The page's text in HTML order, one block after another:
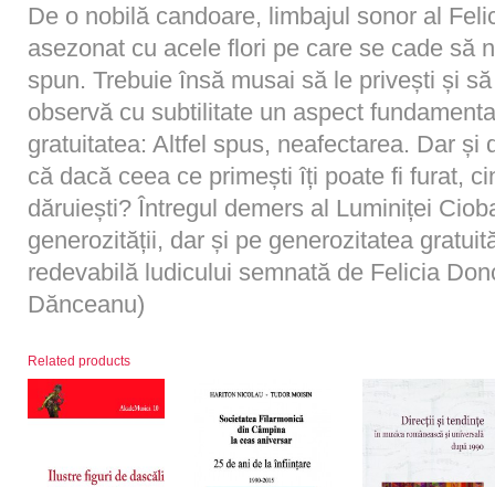
De o nobilă candoare, limbajul sonor al
asezonat cu acele flori pe care se cade să
spun. Trebuie însă musai să le privești și
observă cu subtilitate un aspect
gratuitatea: Altfel spus, neafectarea. Dar și
că dacă ceea ce primești îți poate fi furat,
dăruiești? Întregul demers al Luminiței
generozității, dar și pe generozitatea
redevabilă ludicului semnată de Felicia
Dănceanu)
Related products